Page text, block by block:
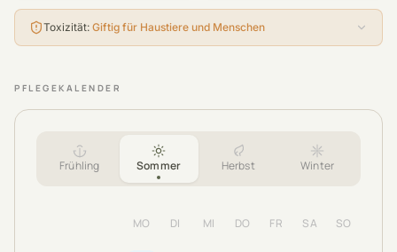
Toxizität: Giftig für Haustiere und Menschen
PFLEGEKALENDER
Frühling Sommer Herbst Winter
MO DI MI DO FR SA SO